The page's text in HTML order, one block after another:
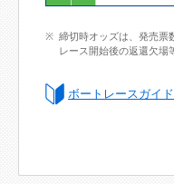
締切時オッズは、発売票
レース開始後の返還欠場
ボートレースガイ